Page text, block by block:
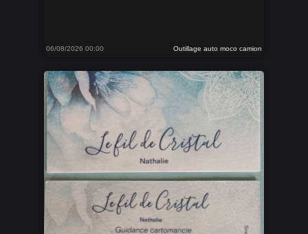
06/08/2026 00:00 Outillage auto moco camion